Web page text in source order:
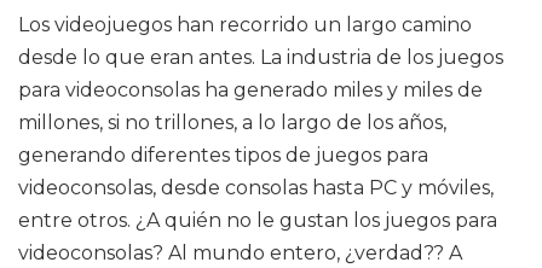
Los videojuegos han recorrido un largo camino
desde lo que eran antes. La industria de los juegos
para videoconsolas ha generado miles y miles de
millones, si no trillones, a lo largo de los años,
generando diferentes tipos de juegos para
videoconsolas, desde consolas hasta PC y móviles,
entre otros. ¿A quién no le gustan los juegos para
videoconsolas? Al mundo entero, ¿verdad?? A